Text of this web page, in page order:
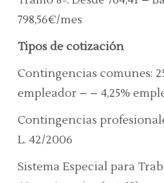
798,56€/mes
Tipos de cotización
Contingencias comunes:
empleador – – 4,25%
Contingencias
L. 42/2006
Sistema Especial para